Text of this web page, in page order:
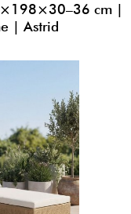
cm |
| Astrid